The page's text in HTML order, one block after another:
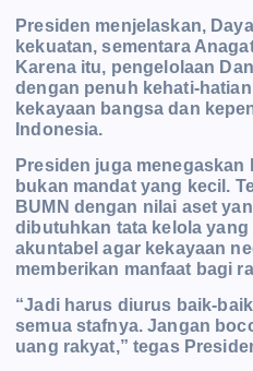
Presiden menjelaskan,
kekuatan, sementara
Karena itu, pengelolaan
dengan penuh kehati-
kekayaan bangsa dan
Indonesia.
Presiden juga menegaskan
bukan mandat yang kecil.
BUMN dengan nilai aset
dibutuhkan tata kelola
akuntabel agar kekayaan
memberikan manfaat bagi
“Jadi harus diurus baik-
semua stafnya. Jangan
uang rakyat,” tegas